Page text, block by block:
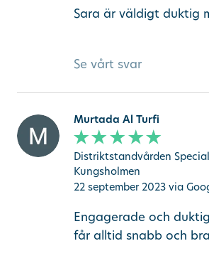
Sara är väldigt duktig
Se vårt svar
Murtada Al Turfi
Distriktstandvården
Kungsholmen
22 september 2023 via
Engagerade och
får alltid snabb och